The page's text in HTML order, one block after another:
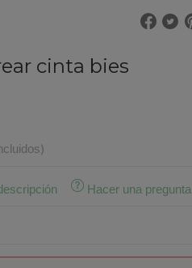
cinta bies
Hacer una pregunta